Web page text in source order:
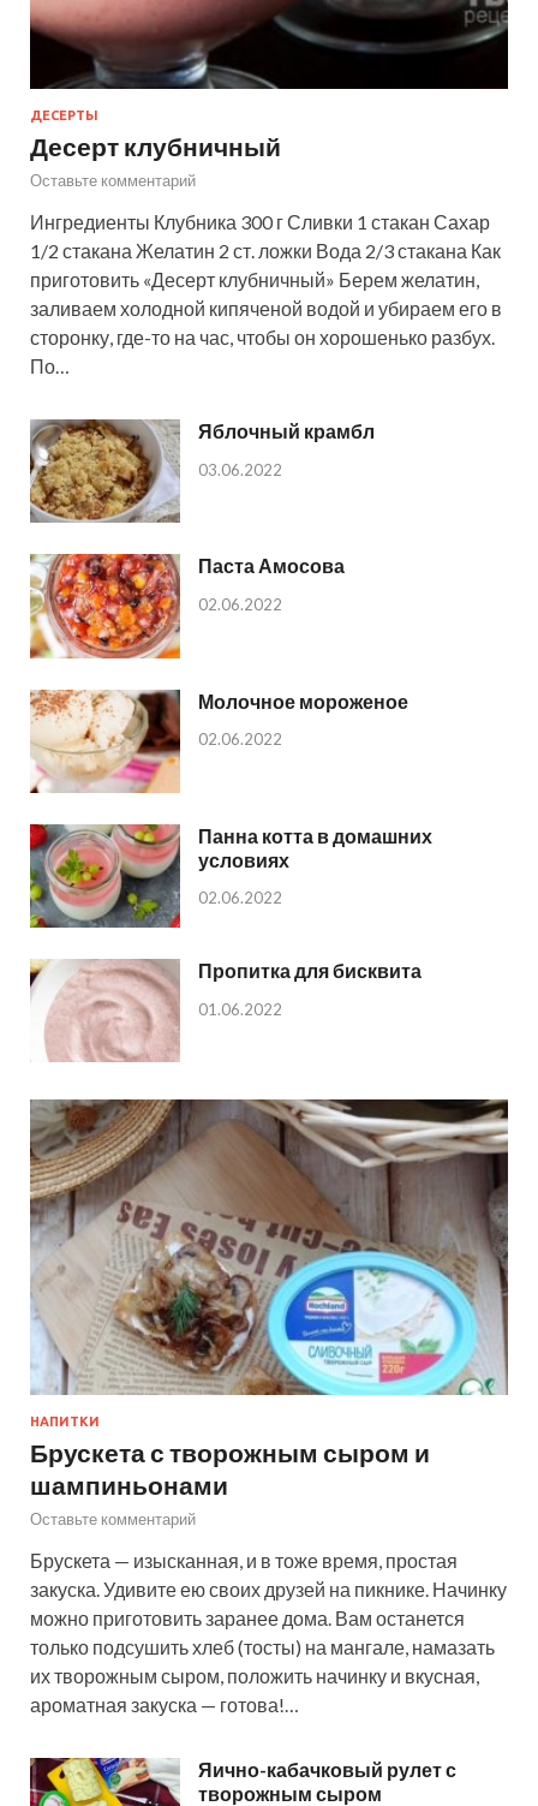
ДЕСЕРТЫ
Десерт клубничный
Оставьте комментарий
Ингредиенты Клубника 300 г Сливки 1 стакан Сахар
1/2 стакана Желатин 2 ст. ложки Вода 2/3 стакана Как
приготовить «Десерт клубничный» Берем желатин,
заливаем холодной кипяченой водой и убираем его в
сторонку, где-то на час, чтобы он хорошенько разбух.
По…
Яблочный крамбл
03.06.2022
Паста Амосова
02.06.2022
Молочное мороженое
02.06.2022
Панна котта в домашних
условиях
02.06.2022
Пропитка для бисквита
01.06.2022
НАПИТКИ
Брускета с творожным сыром и
шампиньонами
Оставьте комментарий
Брускета — изысканная, и в тоже время, простая
закуска. Удивите ею своих друзей на пикнике. Начинку
можно приготовить заранее дома. Вам останется
только подсушить хлеб (тосты) на мангале, намазать
их творожным сыром, положить начинку и вкусная,
ароматная закуска — готова!…
Яично-кабачковый рулет с
творожным сыром